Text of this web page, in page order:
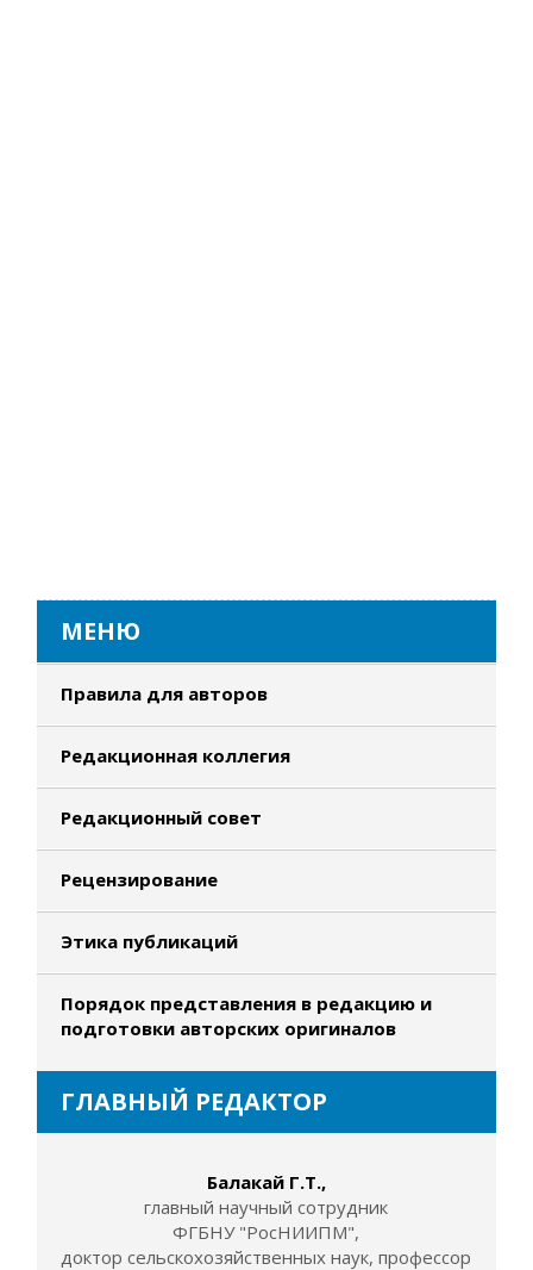
МЕНЮ
Правила для авторов
Редакционная коллегия
Редакционный совет
Рецензирование
Этика публикаций
Порядок представления в редакцию и
подготовки авторских оригиналов
ГЛАВНЫЙ РЕДАКТОР
Балакай Г.Т.,
главный научный сотрудник
ФГБНУ "РосНИИПМ",
доктор сельскохозяйственных наук, профессор